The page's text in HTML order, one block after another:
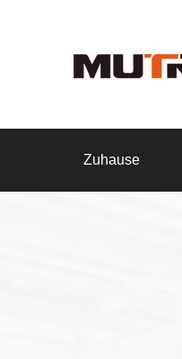
Zuhause